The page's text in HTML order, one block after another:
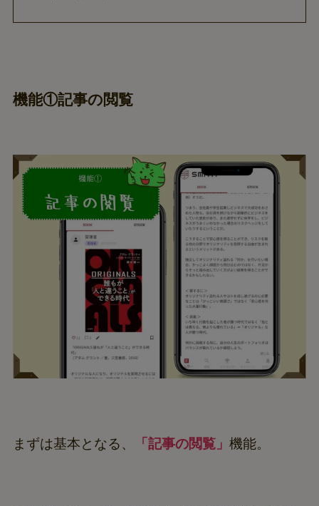
機能①記事の閲覧
まずは基本となる、 「記事の閲覧」 機能。